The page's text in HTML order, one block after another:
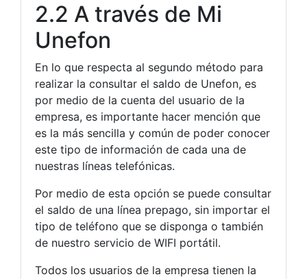
2.2 A través de Mi
Unefon
En lo que respecta al segundo método para
realizar la consultar el saldo de Unefon, es
por medio de la cuenta del usuario de la
empresa, es importante hacer mención que
es la más sencilla y común de poder conocer
este tipo de información de cada una de
nuestras líneas telefónicas.
Por medio de esta opción se puede consultar
el saldo de una línea prepago, sin importar el
tipo de teléfono que se disponga o también
de nuestro servicio de WIFI portátil.
Todos los usuarios de la empresa tienen la